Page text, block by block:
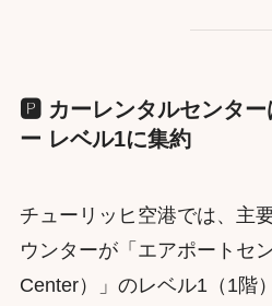
🅿️ カーレンタルセンター
ー レベル1に集約
チューリッヒ空港では、主
ウンターが「エアポートセ
Center）」のレベル1（1階